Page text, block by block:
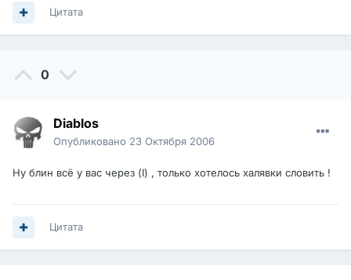
Цитата
0
Diablos
Опубликовано 23 Октября 2006
Ну блин всё у вас через (I) , только хотелось халявки словить !
Цитата